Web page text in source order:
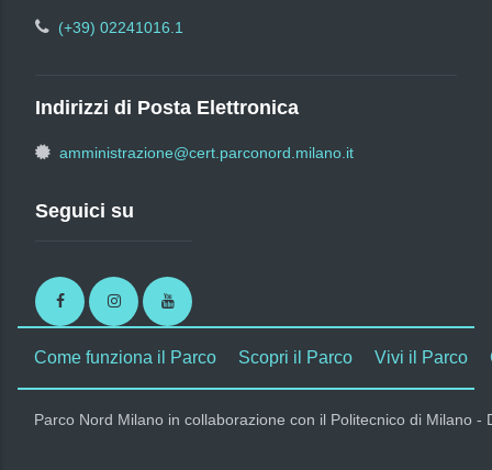
(+39) 02241016.1
Indirizzi di Posta Elettronica
amministrazione@cert.parconord.milano.it
Seguici su
FacebookInstagramYoutube
Come funziona il Parco Scopri il Parco Vivi il Parco
Parco Nord Milano in collaborazione con il Politecnico di Milano